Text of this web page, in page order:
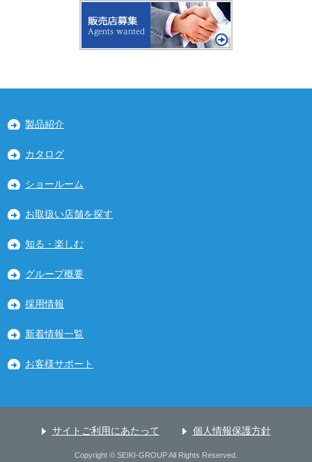
製品紹介
カタログ
ショールーム
お取扱い店舗を探す
知る・楽しむ
グループ概要
採用情報
新着情報一覧
お客様サポート
サイトご利用にあたって 個人情報保護方針
Copyright © SEIKI-GROUP All Rights Reserved.